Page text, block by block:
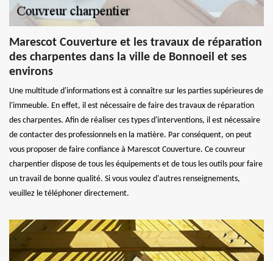
Marescot Couverture et les travaux de réparation
des charpentes dans la ville de Bonnoeil et ses
environs
Une multitude d'informations est à connaître sur les parties supérieures de
l'immeuble. En effet, il est nécessaire de faire des travaux de réparation
des charpentes. Afin de réaliser ces types d'interventions, il est nécessaire
de contacter des professionnels en la matière. Par conséquent, on peut
vous proposer de faire confiance à Marescot Couverture. Ce couvreur
charpentier dispose de tous les équipements et de tous les outils pour faire
un travail de bonne qualité. Si vous voulez d'autres renseignements,
veuillez le téléphoner directement.